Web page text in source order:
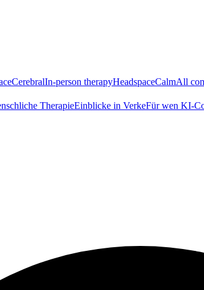
CerebralIn-person therapyHeadspaceCalmAll
TherapieEinblicke in VerkeFür wen KI-